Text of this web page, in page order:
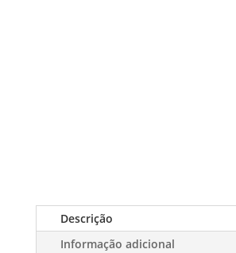
Descrição
Informação adicional